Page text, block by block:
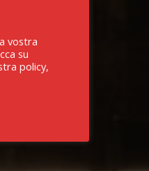
vostra
su
policy,